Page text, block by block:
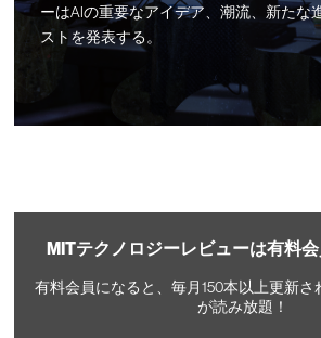
ーはAIの重要なアイデア、潮流、新たな
ストを発表する。
MITテクノロジーレビューは有料
有料会員になると、毎月150本以上更新
が読み放題！